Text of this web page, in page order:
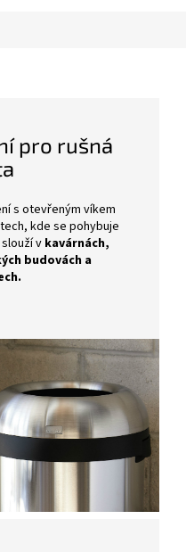
pro rušná
s otevřeným víkem
kde se pohybuje
v kavárnách,
budovách a